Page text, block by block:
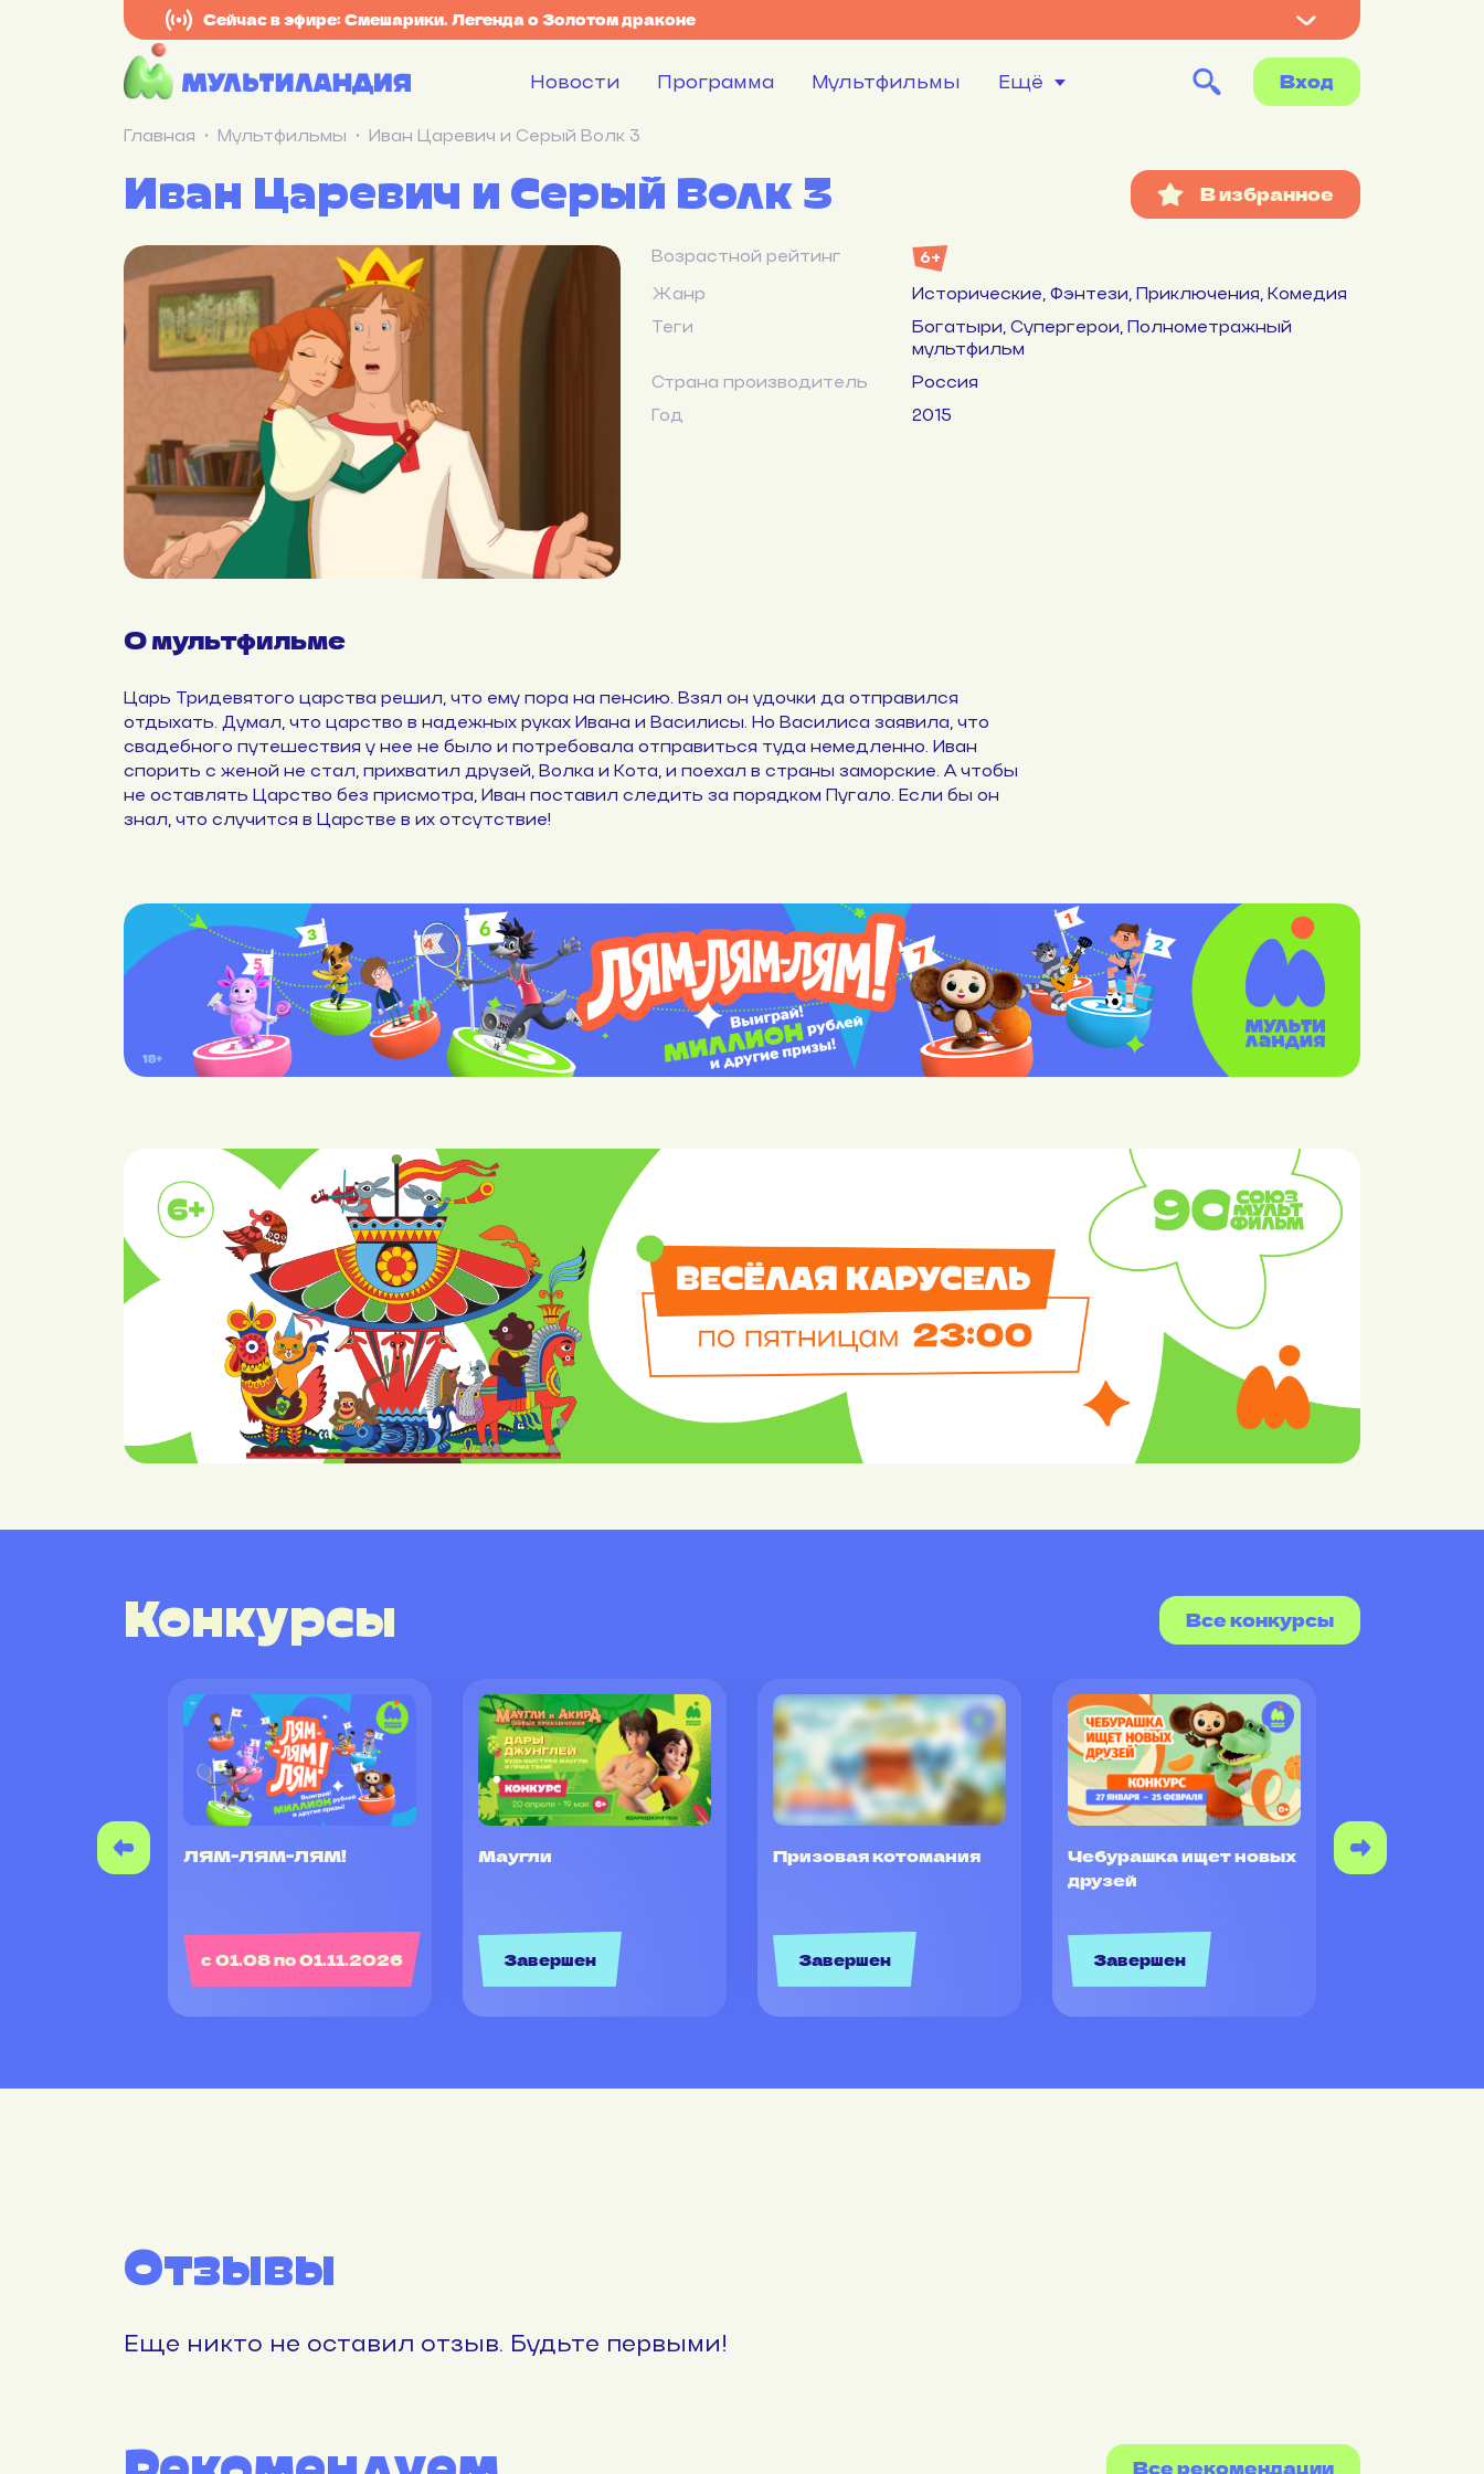
Сейчас в эфире: Смешарики. Легенда о Золотом драконе
Новости Программа Мультфильмы Ещё Вход
Главная Мультфильмы Иван Царевич и Серый Волк 3
Иван Царевич и Серый Волк 3
Возрастной рейтинг 6+
Жанр
Исторические, Фэнтези, Приключения, Комедия
Теги
Богатыри, Супергерои, Полнометражный
мультфильм
Страна производитель
Россия
Год
2015
О мультфильме
Царь Тридевятого царства решил, что ему пора на пенсию. Взял он удочки да отправился
отдыхать. Думал, что царство в надежных руках Ивана и Василисы. Но Василиса заявила, что
свадебного путешествия у нее не было и потребовала отправиться туда немедленно. Иван
спорить с женой не стал, прихватил друзей, Волка и Кота, и поехал в страны заморские. А чтобы
не оставлять Царство без присмотра, Иван поставил следить за порядком Пугало. Если бы он
знал, что случится в Царстве в их отсутствие!
Конкурсы Все конкурсы
ЛЯМ-ЛЯМ-ЛЯМ!
с 01.08 по 01.11.2026
Маугли
Завершен
Призовая котомания
Завершен
Чебурашка ищет новых
друзей
Завершен
Самый
учебник
Отзывы
Еще никто не оставил отзыв. Будьте первыми!
Все рекомендации